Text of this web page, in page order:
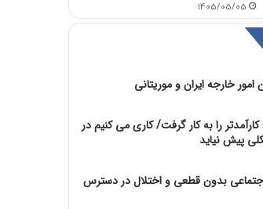
1405/05/05
امور خارجه ایران و موریتانی
کارآمدتر را به کار گرفت/ کاری می کنیم در
پیش نیاید
بدون قطعی و اختلال در دسترس